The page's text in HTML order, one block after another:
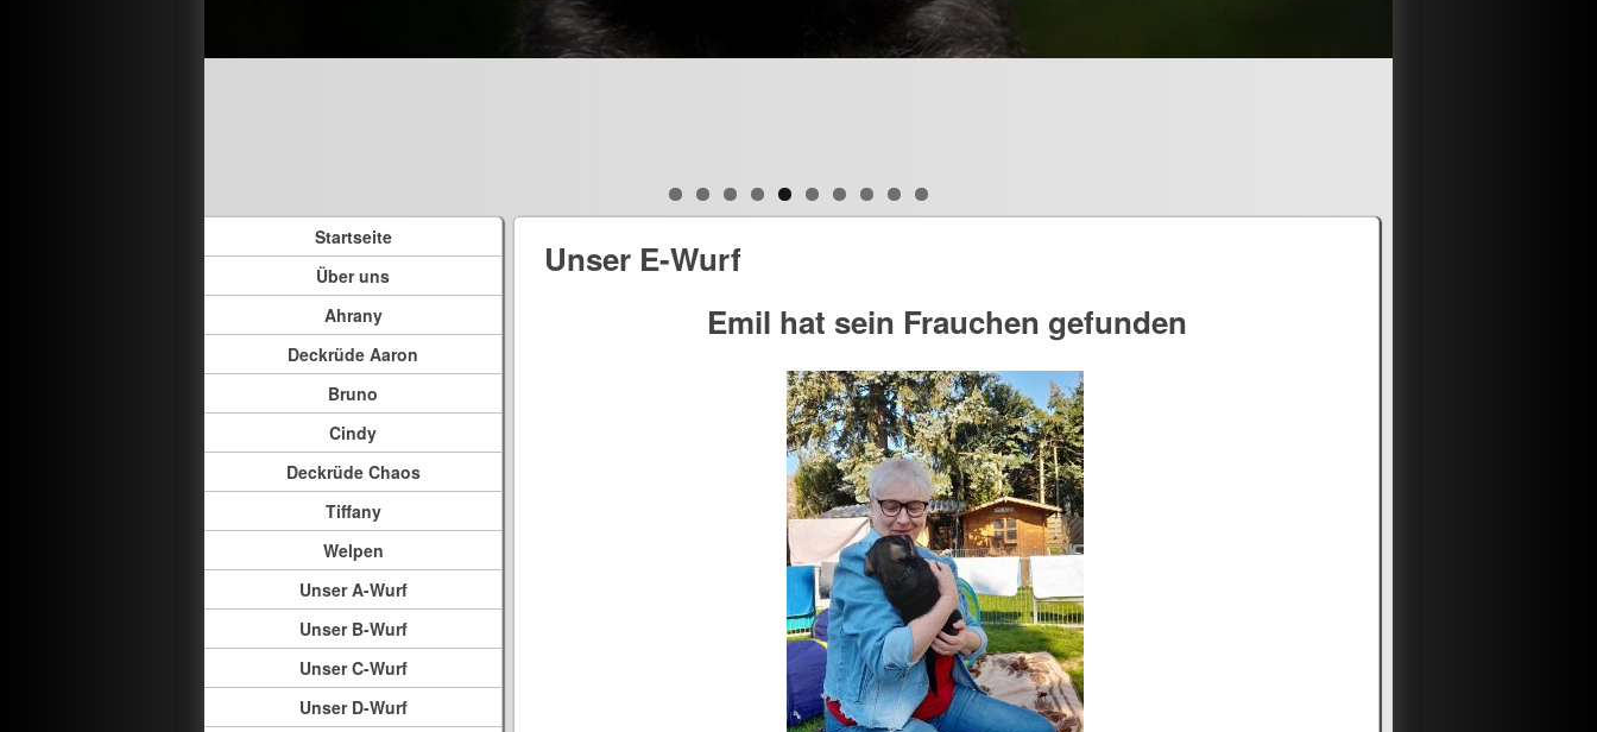
Startseite
Über uns
Ahrany
Deckrüde Aaron
Bruno
Cindy
Deckrüde Chaos
Tiffany
Welpen
Unser A-Wurf
Unser B-Wurf
Unser C-Wurf
Unser D-Wurf
Unser E-Wurf
Emil hat sein Frauchen gefunden